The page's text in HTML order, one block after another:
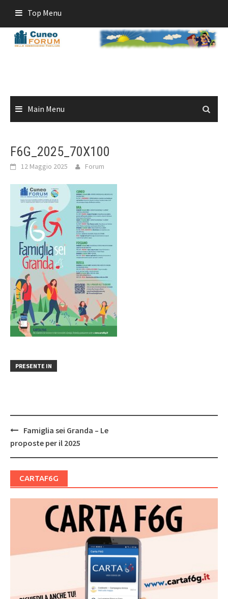
content
Top Menu
Main Menu
F6G_2025_70X100
12 Maggio 2025 Forum
PRESENTE IN
Post
navigation
Famiglia sei Granda – Le
proposte per il 2025
CARTAF6G